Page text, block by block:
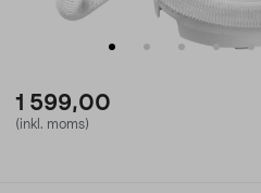
1 599,00
(inkl. moms)